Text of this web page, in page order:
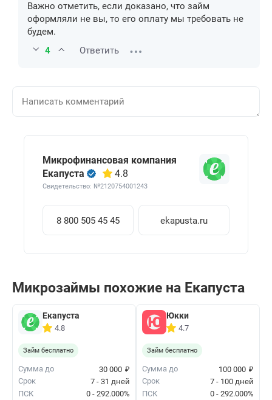
Важно отметить, если доказано, что займ
оформляли не вы, то его оплату мы требовать не
будем.
4
Ответить
Микрофинансовая компания
Екапуста
4.8
Свидетельство: №2120754001243
8 800 505 45 45 ekapusta.ru
Микрозаймы похожие на Екапуста
Екапуста
4.8
Займ бесплатно
Сумма до 30 000 ₽
Срок
7 - 31 дней
ПСК
0 - 292.000%
Юкки
4.7
Займ бесплатно
Сумма до 100 000 ₽
Срок
7 - 100 дней
ПСК
0 - 292.000%